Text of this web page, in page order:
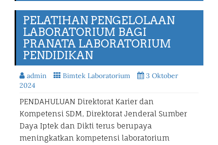
PELATIHAN PENGELOLAAN
LABORATORIUM BAGI
PRANATA LABORATORIUM
PENDIDIKAN
admin Bimtek Laboratorium
3 Oktober
2024
PENDAHULUAN Direktorat Karier dan
Kompetensi SDM, Direktorat Jenderal Sumber
Daya Iptek dan Dikti terus berupaya
meningkatkan kompetensi laboratorium